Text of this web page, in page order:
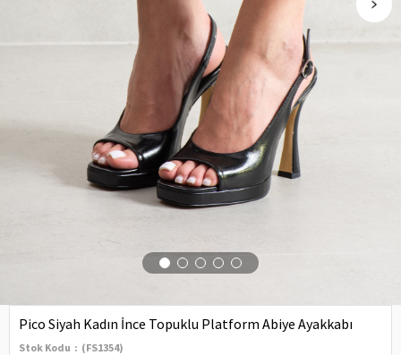
Pico Siyah Kadın İnce Topuklu Platform Abiye Ayakkabı
Stok Kodu
(FS1354)